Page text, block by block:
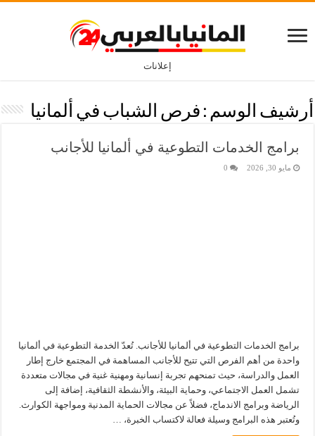
إعلانات
أرشيف الوسم : فرص الشباب في ألمانيا
برامج الخدمات التطوعية في ألمانيا للأجانب
مايو 30, 2026 0
برامج الخدمات التطوعية في ألمانيا للأجانب. تُعدّ الخدمة التطوعية في ألمانيا
واحدة من أهم الفرص التي تتيح للأجانب المساهمة في المجتمع خارج إطار
العمل والدراسة، حيث تمنحهم تجربة إنسانية ومهنية غنية في مجالات متعددة
تشمل العمل الاجتماعي، وحماية البيئة، والأنشطة الثقافية، إضافة إلى
الرياضة وبرامج الاندماج، فضلاً عن مجالات الحماية المدنية ومواجهة الكوارث.
وتُعتبر هذه البرامج وسيلة فعالة لاكتساب الخبرة، …